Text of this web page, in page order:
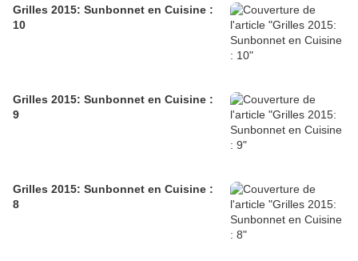
Grilles 2015: Sunbonnet en Cuisine :
10
Grilles 2015: Sunbonnet en Cuisine :
9
Grilles 2015: Sunbonnet en Cuisine :
8